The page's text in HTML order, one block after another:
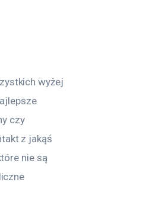
wyżej
czy
z jakąś
nie są